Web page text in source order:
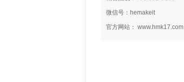
微信号：hemakeit
官方网站： www.hmk17.com